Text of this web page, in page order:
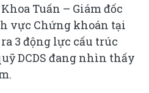
Tuấn – Giám đốc
vực Chứng khoán tại
3 động lực cấu trúc
DCDS đang nhìn thấy